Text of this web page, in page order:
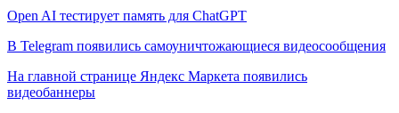
Open AI тестирует память для ChatGPT
В Telegram появились самоуничтожающиеся видеосообщения
На главной странице Яндекс Маркета появились
видеобаннеры